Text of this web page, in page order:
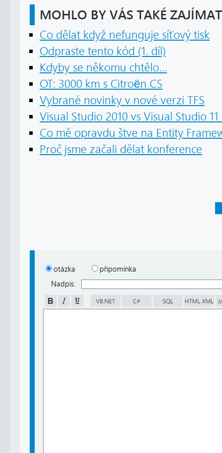
MOHLO BY VÁS TAKÉ ZAJÍMAT
Co dělat když nefunguje síťový tisk
Odpraste tento kód (1. díl)
Kdyby se někomu chtělo…
OT: 3000 km s Citroën C5
Vybrané novinky v nové verzi TFS
Visual Studio 2010 vs Visual Studio 11
Co mě opravdu štve na Entity
Proč jsme začali dělat konference
otázka
připomínka
Nadpis: